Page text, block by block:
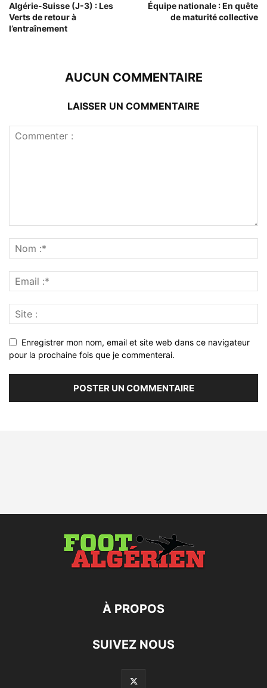
Algérie-Suisse (J-3) : Les
Verts de retour à
l’entraînement
Équipe nationale : En quête
de maturité collective
AUCUN COMMENTAIRE
LAISSER UN COMMENTAIRE
Enregistrer mon nom, email et site web dans ce navigateur
pour la prochaine fois que je commenterai.
À PROPOS
SUIVEZ NOUS